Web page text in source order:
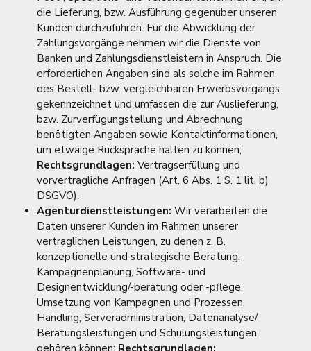
die Lieferung, bzw. Ausführung gegenüber unseren
Kunden durchzuführen. Für die Abwicklung der
Zahlungsvorgänge nehmen wir die Dienste von
Banken und Zahlungsdienstleistern in Anspruch. Die
erforderlichen Angaben sind als solche im Rahmen
des Bestell- bzw. vergleichbaren Erwerbsvorgangs
gekennzeichnet und umfassen die zur Auslieferung,
bzw. Zurverfügungstellung und Abrechnung
benötigten Angaben sowie Kontaktinformationen,
um etwaige Rücksprache halten zu können;
Rechtsgrundlagen: Vertragserfüllung und
vorvertragliche Anfragen (Art. 6 Abs. 1 S. 1 lit. b)
DSGVO).
Agenturdienstleistungen: Wir verarbeiten die
Daten unserer Kunden im Rahmen unserer
vertraglichen Leistungen, zu denen z. B.
konzeptionelle und strategische Beratung,
Kampagnenplanung, Software- und
Designentwicklung/-beratung oder -pflege,
Umsetzung von Kampagnen und Prozessen,
Handling, Serveradministration, Datenanalyse/
Beratungsleistungen und Schulungsleistungen
gehören können; Rechtsgrundlagen: